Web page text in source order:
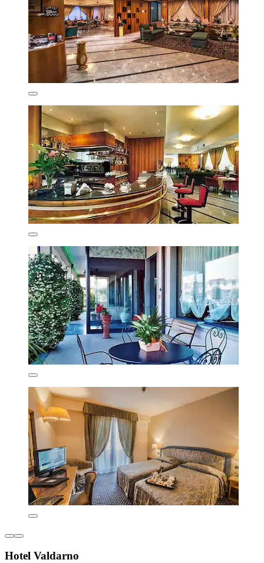
Hotel Valdarno